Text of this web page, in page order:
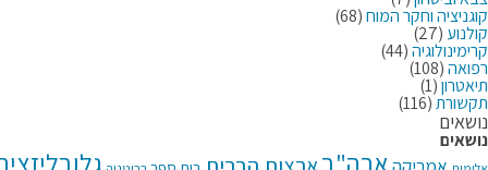
קוגניציה וחקר המוח(68)
קולנוע (27)
קרימינולוגיה(44)
רפואה(108)
תיאטרון(1)
תקשורת(116)
נושאים
נושאים